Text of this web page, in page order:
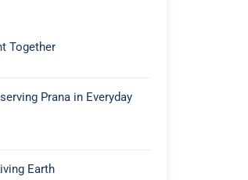
Together
Prana in Everyday
Earth